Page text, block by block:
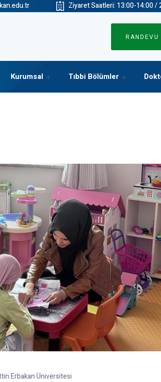
Ziyaret Saatleri: 13:00-14:00 /
Kurumsal Tıbbi Bölümler
Erbakan Üniversitesi